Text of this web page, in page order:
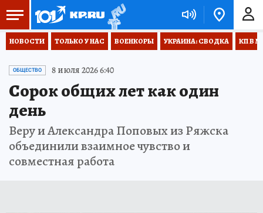
НОВОСТИ ТОЛЬКО У НАС ВОЕНКОРЫ УКРАИНА: СВОДКА КП В
ОБЩЕСТВО 8 июля 2026 6:40
Сорок общих лет как один
день
Веру и Александра Поповых из Ряжска
объединили взаимное чувство и
совместная работа